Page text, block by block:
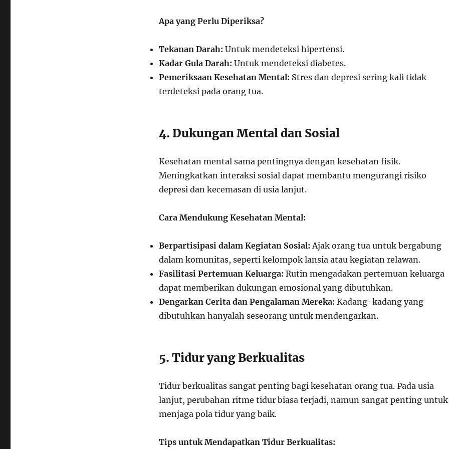
Apa yang Perlu Diperiksa?
Tekanan Darah: Untuk mendeteksi hipertensi.
Kadar Gula Darah: Untuk mendeteksi diabetes.
Pemeriksaan Kesehatan Mental: Stres dan depresi sering kali tidak
terdeteksi pada orang tua.
4. Dukungan Mental dan Sosial
Kesehatan mental sama pentingnya dengan kesehatan fisik.
Meningkatkan interaksi sosial dapat membantu mengurangi risiko
depresi dan kecemasan di usia lanjut.
Cara Mendukung Kesehatan Mental:
Berpartisipasi dalam Kegiatan Sosial: Ajak orang tua untuk bergabung
dalam komunitas, seperti kelompok lansia atau kegiatan relawan.
Fasilitasi Pertemuan Keluarga: Rutin mengadakan pertemuan keluarga
dapat memberikan dukungan emosional yang dibutuhkan.
Dengarkan Cerita dan Pengalaman Mereka: Kadang-kadang yang
dibutuhkan hanyalah seseorang untuk mendengarkan.
5. Tidur yang Berkualitas
Tidur berkualitas sangat penting bagi kesehatan orang tua. Pada usia
lanjut, perubahan ritme tidur biasa terjadi, namun sangat penting untuk
menjaga pola tidur yang baik.
Tips untuk Mendapatkan Tidur Berkualitas: